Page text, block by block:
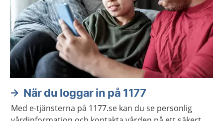
När du loggar in på 1177
Med e-tjänsterna på 1177.se kan du se personlig